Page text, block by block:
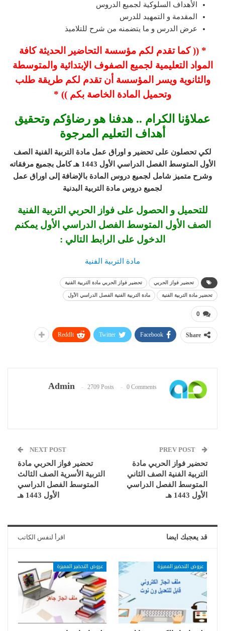
الأهداف السلوكية لجميع الدروس
المقدمة و التمهيد للدرس
عرض الدرس و ما يتضمنه من شرح للتلاميذ
* (( كما تقدم لكم مؤسسة التحاضير الحديثة كافة
المواد التعليمية لجميع الصفوف الإبتدائية والمتوسطة
والثانوية ويسر المؤسسة أن تقدم لكم طريقة طلب
وتحميل المادة الخاصة بكم )) *
عملاؤنا الكرام .. هدفنا هو رضاؤكم وتحقيق
أهداف التعليم المرجوة
لكي تحصلون على تحضير و اوراق عمل مادة التربية الفنية الصف
الأول المتوسط الفصل الدراسي الأول 1443 هـ
كامل بجميع مرفقاته
وشرح متميز شامل لجميع دروس المادة بالإضافة إلى اوراق عمل
لجميع دروس مادة التربية البدنية
للتحميل و الحصول على فواز الحربي التربية الفنية
الصف الأول المتوسط الفصل الدراسي الأول يمكنم
الدخول على الرابط التالي :
مادة التربية الفنية
تحضير فواز الحربي تحضير فواز الحربي مادة التربية الفنية
تحضير مادة التربية الفنية مادة التربية الفنية الفصل الدراسي الأول
0
Share
Facebook
Twitter
ReddIt
Admin 2709 Posts 0 Comments
تحضير فواز الحربي مادة
التربية الفنية الصف الثاني
المتوسط الفصل الدراسي
الأول 1443 هـ
NEXT POST
تحضير فواز الحربي مادة
التربية الأسرية الصف الثالث
المتوسط الفصل الدراسي
الأول 1443 هـ
قد يعجبك ايضا اقرأ لنفس الكاتب
عروض التحضير المميزة عروض التحضير المميزة